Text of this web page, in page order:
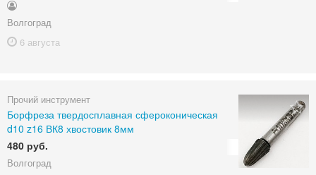
Волгоград
6 августа
Прочий инструмент
Борфреза твердосплавная сфероконическая
d10 z16 ВК8 хвостовик 8мм
480 руб.
Волгоград